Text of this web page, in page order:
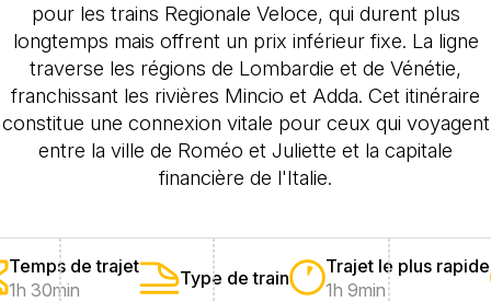
pour les trains Regionale Veloce, qui durent plus
longtemps mais offrent un prix inférieur fixe. La ligne
traverse les régions de Lombardie et de Vénétie,
franchissant les rivières Mincio et Adda. Cet itinéraire
constitue une connexion vitale pour ceux qui voyagent
entre la ville de Roméo et Juliette et la capitale
financière de l'Italie.
Temps de trajet
1h 30min
Type de train
Trajet le plus rapide
1h 9min